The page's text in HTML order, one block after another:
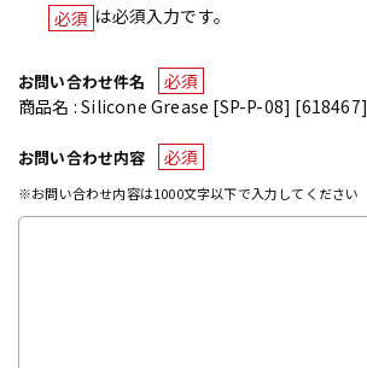
必須 は必須入力です。
お問い合わせ件名
必須
商品名 : Silicone Grease [SP-P-08] [618467]
お問い合わせ内容 必須
※お問い合わせ内容は1000文字以下で入力してください